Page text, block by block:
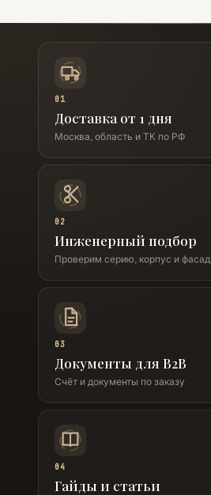
01
Доставка от 1 дня
Москва, область и ТК по РФ
02
Инженерный подбор
Проверим серию, корпус и фасад
03
Документы для B2B
Счёт и документы по заказу
04
Гайды и статьи